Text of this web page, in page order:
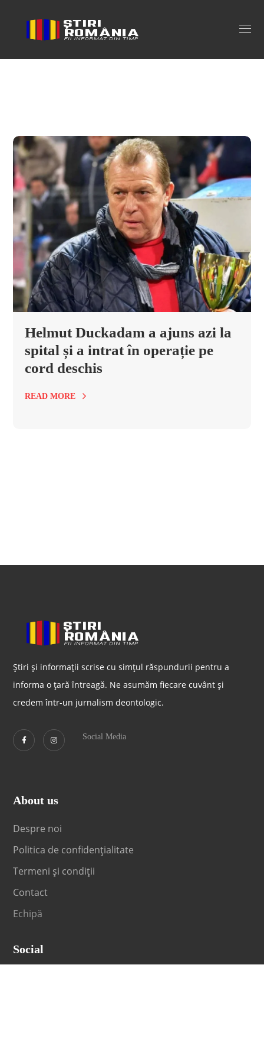
Helmut Duckadam a ajuns azi la
spital și a intrat în operație pe
cord deschis
READ MORE
Știri și informații scrise cu simțul răspundurii pentru a
informa o țară întreagă. Ne asumăm fiecare cuvânt și
credem într-un jurnalism deontologic.
Social Media
About us
Despre noi
Politica de confidențialitate
Termeni și condiții
Contact
Echipă
Social